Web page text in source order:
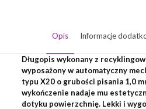
Opis Informacje
Długopis wykonany z
wyposażony w automatyczny
typu X20 o grubości pisania 1,0
wykończenie nadaje mu
dotyku powierzchnię. Lekki i